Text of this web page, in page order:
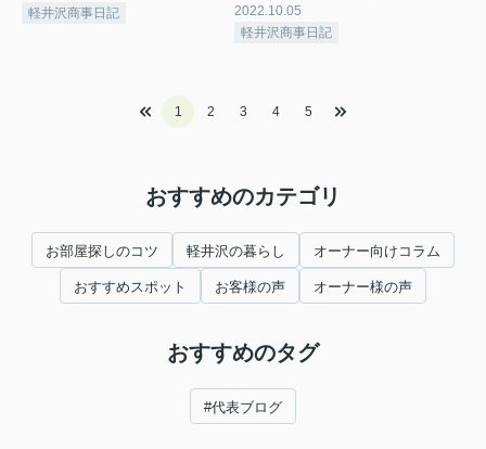
軽井沢商事日記
2022.10.05
軽井沢商事日記
1 2 3 4 5
おすすめのカテゴリ
お部屋探しのコツ 軽井沢の暮らし オーナー向けコラム
おすすめスポット お客様の声 オーナー様の声
おすすめのタグ
#代表ブログ